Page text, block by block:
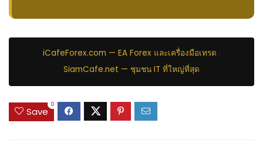
iCafeForex.com — EA Forex และเครื่องมือเทรด ·
SiamCafe.net — ชุมชน IT ที่ใหญ่ที่สุด
Save
0